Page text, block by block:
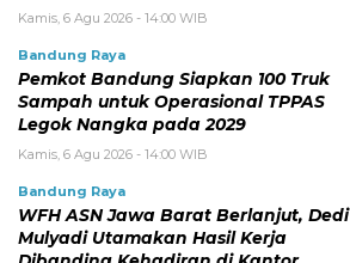
Kamis, 6 Agu 2026 - 14:00 WIB
Bandung Raya
Pemkot Bandung Siapkan 100 Truk
Sampah untuk Operasional TPPAS
Legok Nangka pada 2029
Kamis, 6 Agu 2026 - 14:00 WIB
Bandung Raya
WFH ASN Jawa Barat Berlanjut, Dedi
Mulyadi Utamakan Hasil Kerja